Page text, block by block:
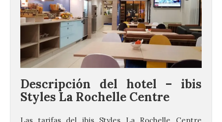
Descripción del hotel – ibis
Styles La Rochelle Centre